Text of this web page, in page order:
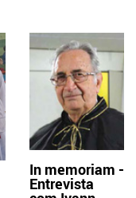
In memoriam -
Entrevista